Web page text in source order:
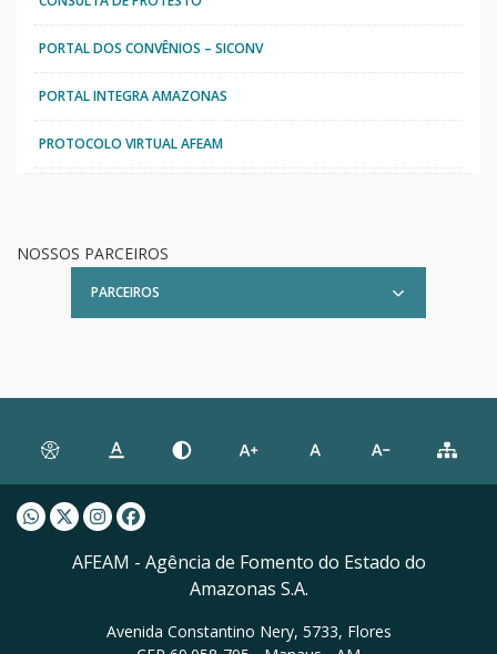
PORTAL DOS CONVÊNIOS – SICONV
PORTAL INTEGRA AMAZONAS
PROTOCOLO VIRTUAL AFEAM
NOSSOS PARCEIROS
PARCEIROS
Whatsapp AFEAM
Twitter AFEAM
Instagram AFEAM
Facebook AFEAM
AFEAM - Agência de Fomento do Estado do
Amazonas S.A.
Avenida Constantino Nery, 5733, Flores